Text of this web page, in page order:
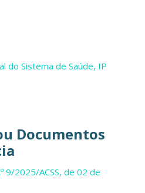
do Sistema de Saúde, IP
Documentos
9/2025/ACSS, de 02 de